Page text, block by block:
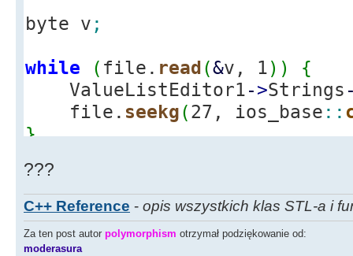
Edit34
Edit33 - > Text
" Bajtów";
delete
]
}
Edit34
Pliku!";
return;
}
byte v ;
while ( file. read (&v, 1) )
{
ValueListEditor1->Strings
file. seekg(27, ios_base ::
}
???
C++ Reference - opis wszystkich klas STL-a i
Za ten post autor polymorphism otrzymał podziękowanie od:
moderasura